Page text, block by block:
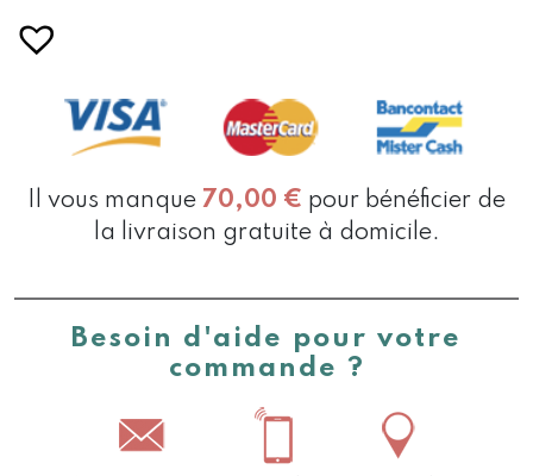
Il vous manque 70,00 € pour bénéficier de
la livraison gratuite à domicile.
Besoin d'aide pour votre
commande ?